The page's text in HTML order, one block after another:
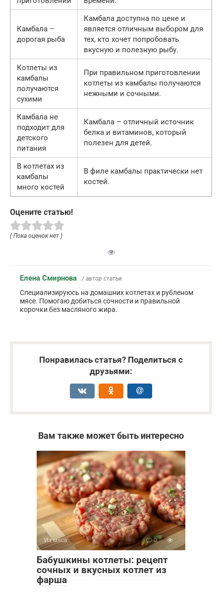
Камбала –
дорогая рыба
Камбала доступна по цене и
является отличным выбором для
тех, кто хочет попробовать
вкусную и полезную рыбу.
Котлеты из
камбалы
получаются
сухими
При правильном приготовлении
котлеты из камбалы получаются
нежными и сочными.
Камбала не
подходит для
детского
питания
Камбала – отличный источник
белка и витаминов, который
полезен для детей.
В котлетах из
камбалы
много костей
В филе камбалы практически нет
костей.
Оцените статью!
( Пока оценок нет )
Елена Смирнова / автор статьи
Специализируюсь на домашних котлетах и рубленом
мясе. Помогаю добиться сочности и правильной
корочки без масляного жира.
Понравилась статья? Поделиться с
друзьями:
Вам также может быть интересно
Из мяса 0
Бабушкины котлеты: рецепт
сочных и вкусных котлет из
фарша